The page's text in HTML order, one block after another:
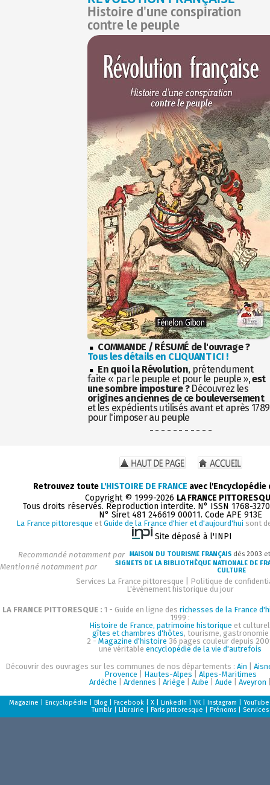
Histoire d'une conspiration
contre le peuple
COMMANDE / RÉSUMÉ de l'ouvrage ?
Tous les détails en CLIQUANT ICI !
En quoi la Révolution, prétendument
faite « par le peuple et pour le peuple »,est
une sombre imposture ?Découvrez les
origines anciennes de ce bouleversement
et les expédients utilisés avant et après 1789
pour l'imposer au peuple
- - - - - - - - - - -
Retrouvez toute L'HISTOIRE DE FRANCE avec
Copyright © 1999-2026 LA FRANCE
Tous droits réservés. Reproduction interdite. N° ISSN 1768-
N° Siret 481 246619 00011. Code APE 913E
La France pittoresque et Guide de la France d'hier et d'aujourd'hui sont
Site déposé à l'INPI
Recommandé notamment par MAISON DU TOURISME FRANÇAIS dès 2003
Mentionné notamment par
SIGNETS DE LA BIBLIOTHÈQUE NATIONALE DE
CULTURE
Services La France pittoresque
Politique de
L'événement historique du jour
LA FRANCE PITTORESQUE : 1 - Guide en ligne des richesses de la France
1999 :
Histoire de France, patrimoine historique et
gîtes et chambres d'hôtes, tourisme, gastronomie
2 - Magazine d'histoire 36 pages couleur depuis
une véritableencyclopédie de la vie d'autrefois
Découvrir des ouvrages sur les communes de nos départements :Ain |
Provence
Hautes-Alpes
Alpes-Maritimes
Ardèche |Ardennes |Ariège |Aube |Aude |Aveyron
Magazine |Encyclopédie |Blog |Facebook |X |LinkedIn |VK |Instagram |YouTube
Tumblr |Librairie |Paris pittoresque |Prénoms Services